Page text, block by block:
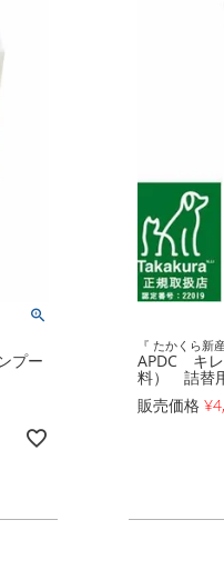
プー
『 たかくら
APDC キ
料） 詰
販売価格 ¥